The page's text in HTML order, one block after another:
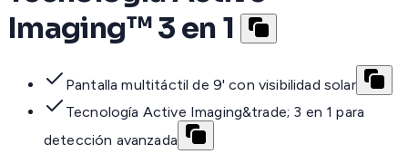
Imaging™ 3 en 1
Pantalla multitáctil de 9' con visibilidad solar
Tecnología Active Imaging&trade; 3 en 1 para
detección avanzada